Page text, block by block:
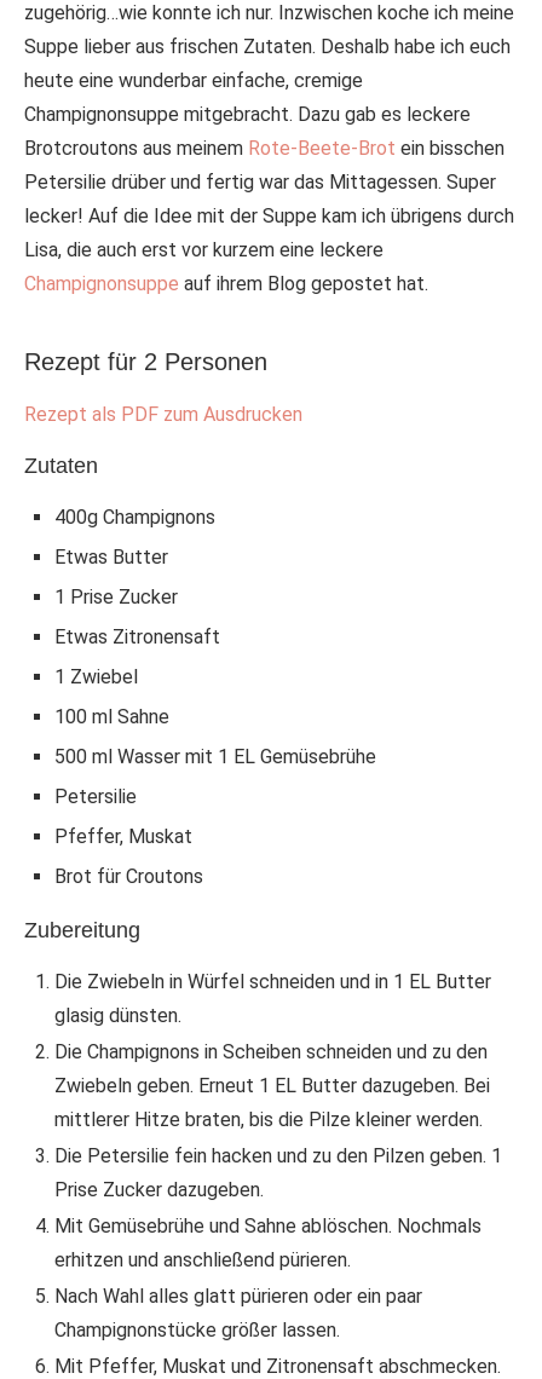
zugehörig…wie konnte ich nur. Inzwischen koche ich meine
Suppe lieber aus frischen Zutaten. Deshalb habe ich euch
heute eine wunderbar einfache, cremige
Champignonsuppe mitgebracht. Dazu gab es leckere
Brotcroutons aus meinem Rote-Beete-Brot ein bisschen
Petersilie drüber und fertig war das Mittagessen. Super
lecker! Auf die Idee mit der Suppe kam ich übrigens durch
Lisa, die auch erst vor kurzem eine leckere
Champignonsuppe auf ihrem Blog gepostet hat.
Rezept für 2 Personen
Rezept als PDF zum Ausdrucken
Zutaten
400g Champignons
Etwas Butter
1 Prise Zucker
Etwas Zitronensaft
1 Zwiebel
100 ml Sahne
500 ml Wasser mit 1 EL Gemüsebrühe
Petersilie
Pfeffer, Muskat
Brot für Croutons
Zubereitung
Die Zwiebeln in Würfel schneiden und in 1 EL Butter
glasig dünsten.
Die Champignons in Scheiben schneiden und zu den
Zwiebeln geben. Erneut 1 EL Butter dazugeben. Bei
mittlerer Hitze braten, bis die Pilze kleiner werden.
Die Petersilie fein hacken und zu den Pilzen geben. 1
Prise Zucker dazugeben.
Mit Gemüsebrühe und Sahne ablöschen. Nochmals
erhitzen und anschließend pürieren.
Nach Wahl alles glatt pürieren oder ein paar
Champignonstücke größer lassen.
Mit Pfeffer, Muskat und Zitronensaft abschmecken.